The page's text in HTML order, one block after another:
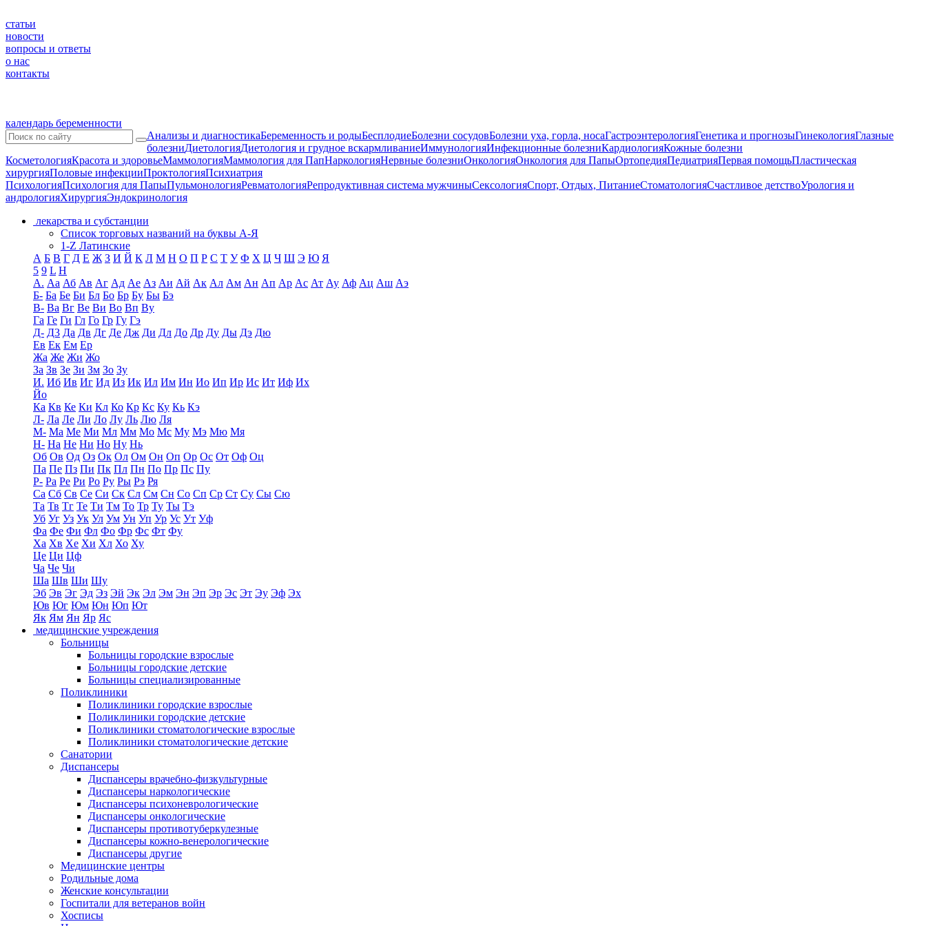
статьи
новости
вопросы и ответы
о нас
контакты
календарь беременности
Анализы и диагностикаБеременность и родыБесплодиеБолезни сосудовБолезни уха, горла, носаГастроэнтерологияГенетика и прогнозыГинекологияГлазные
болезниДиетологияДиетология и грудное вскармливаниеИммунологияИнфекционные болезниКардиологияКожные болезни
КосметологияКрасота и здоровьеМаммологияМаммология для ПапНаркологияНервные болезниОнкологияОнкология для ПапыОртопедияПедиатрияПервая помощьПластическая
хирургияПоловые инфекцииПроктологияПсихиатрия
ПсихологияПсихология для ПапыПульмонологияРевматологияРепродуктивная система мужчиныСексологияСпорт, Отдых, ПитаниеСтоматологияСчастливое детствоУрология и
андрологияХирургияЭндокринология
лекарства и субстанции
Список торговых названий на буквы А-Я
1-Z Латинские
А Б В Г Д Е Ж З И Й К Л М Н О П Р С Т У Ф Х Ц Ч Ш Э Ю Я
5 9 L H
А. Аа Аб Ав Аг Ад Ае Аз Аи Ай Ак Ал Ам Ан Ап Ар Ас Ат Ау Аф Ац Аш Аэ
Б- Ба Бе Би Бл Бо Бр Бу Бы Бэ
В- Ва Вг Ве Ви Во Вп Ву
Га Ге Ги Гл Го Гр Гу Гэ
Д- Д3 Да Дв Дг Де Дж Ди Дл До Др Ду Ды Дэ Дю
Ев Ек Ем Ер
Жа Же Жи Жо
За Зв Зе Зи Зм Зо Зу
И. Иб Ив Иг Ид Из Ик Ил Им Ин Ио Ип Ир Ис Ит Иф Их
Йо
Ка Кв Ке Ки Кл Ко Кр Кс Ку Кь Кэ
Л- Ла Ле Ли Ло Лу Ль Лю Ля
М- Ма Ме Ми Мл Мм Мо Мс Му Мэ Мю Мя
Н- На Не Ни Но Ну Нь
Об Ов Од Оз Ок Ол Ом Он Оп Ор Ос От Оф Оц
Па Пе Пз Пи Пк Пл Пн По Пр Пс Пу
Р- Ра Ре Ри Ро Ру Ры Рэ Ря
Са Сб Св Се Си Ск Сл См Сн Со Сп Ср Ст Су Сы Сю
Та Тв Тг Те Ти Тм То Тр Ту Ты Тэ
Уб Уг Уз Ук Ул Ум Ун Уп Ур Ус Ут Уф
Фа Фе Фи Фл Фо Фр Фс Фт Фу
Ха Хв Хе Хи Хл Хо Ху
Це Ци Цф
Ча Че Чи
Ша Шв Ши Шу
Эб Эв Эг Эд Эз Эй Эк Эл Эм Эн Эп Эр Эс Эт Эу Эф Эх
Юв Юг Юм Юн Юп Ют
Як Ям Ян Яр Яс
медицинские учреждения
Больницы
Больницы городские взрослые
Больницы городские детские
Больницы специализированные
Поликлиники
Поликлиники городские взрослые
Поликлиники городские детские
Поликлиники стоматологические взрослые
Поликлиники стоматологические детские
Санатории
Диспансеры
Диспансеры врачебно-физкультурные
Диспансеры наркологические
Диспансеры психоневрологические
Диспансеры онкологические
Диспансеры противотуберкулезные
Диспансеры кожно-венерологические
Диспансеры другие
Медицинские центры
Родильные дома
Женские консультации
Госпитали для ветеранов войн
Хосписы